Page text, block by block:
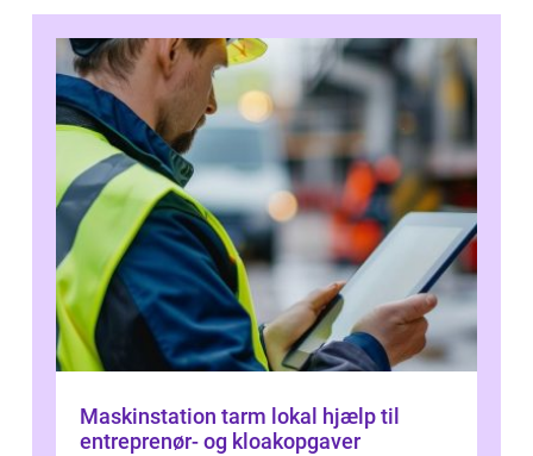
Maskinstation tarm lokal hjælp til
entreprenør- og kloakopgaver